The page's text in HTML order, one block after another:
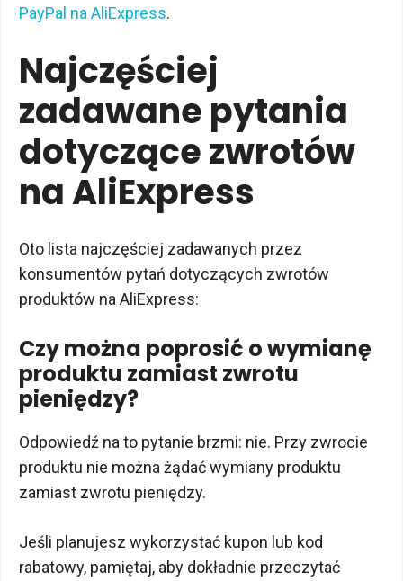
PayPal na AliExpress.
Najczęściej
zadawane pytania
dotyczące zwrotów
na AliExpress
Oto lista najczęściej zadawanych przez
konsumentów pytań dotyczących zwrotów
produktów na AliExpress:
Czy można poprosić o wymianę
produktu zamiast zwrotu
pieniędzy?
Odpowiedź na to pytanie brzmi: nie. Przy zwrocie
produktu nie można żądać wymiany produktu
zamiast zwrotu pieniędzy.
Jeśli planujesz wykorzystać kupon lub kod
rabatowy, pamiętaj, aby dokładnie przeczytać